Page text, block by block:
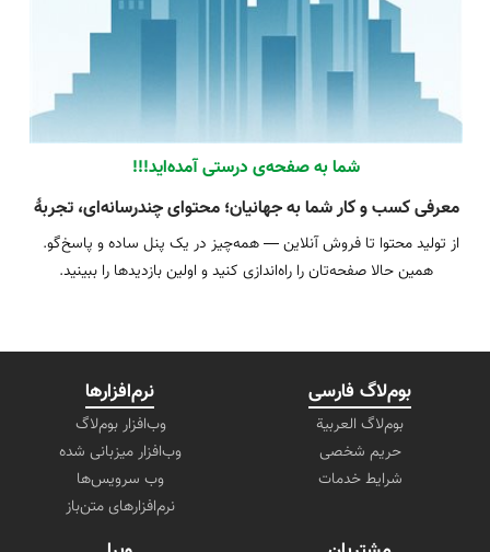
شما به صفحه‌ی درستی آمده‌اید!!!
معرفی کسب و کار شما به جهانیان؛ محتوای چندرسانه‌ای، تجربهٔ
کراس‌پلتفرم و فروشگاه یک‌پارچه — آمادهٔ دیده شدن و فروختن.
همین حالا صفحه‌تان را راه‌اندازی کنید و اولین بازدیدها را ببینید.
بوم‌لاگ فارسی
بوم‌لاگ العربیة
حریم شخصی
شرایط خدمات
نرم‌افزارها
وب‌افزار بوم‌لاگ
وب‌افزار میزبانی شده
وب سرویس‌ها
نرم‌افزارهای متن‌باز